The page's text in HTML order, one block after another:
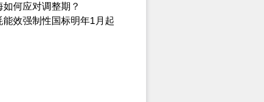
何应对调整期？
能效强制性国标明年1月起